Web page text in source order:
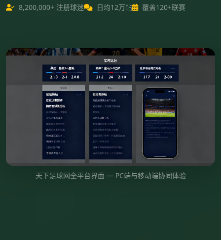
8,200,000+ 注册球迷 日均12万帖 覆盖120+联赛
天下足球网全平台界面 — PC端与移动端协同体验